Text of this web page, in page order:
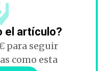
el artículo?
para seguir
como esta